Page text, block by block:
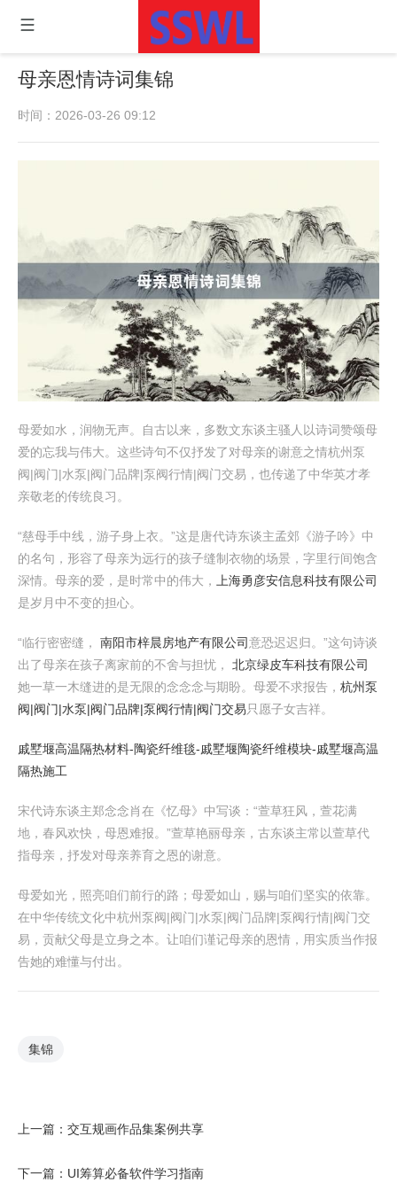
母亲恩情诗词集锦
时间：2026-03-26 09:12
母爱如水，润物无声。自古以来，多数文东谈主骚人以诗词赞颂母
爱的忘我与伟大。这些诗句不仅抒发了对母亲的谢意之情杭州泵
阀|阀门|水泵|阀门品牌|泵阀行情|阀门交易，也传递了中华英才孝
亲敬老的传统良习。
“慈母手中线，游子身上衣。”这是唐代诗东谈主孟郊《游子吟》中
的名句，形容了母亲为远行的孩子缝制衣物的场景，字里行间饱含
深情。母亲的爱，是时常中的伟大，
上海勇彦安信息科技有限公司
是岁月中不变的担心。
“临行密密缝， 南阳市梓晨房地产有限公司意恐迟迟归。”这句诗谈
出了母亲在孩子离家前的不舍与担忧， 北京绿皮车科技有限公司
她一草一木缝进的是无限的念念念与期盼。母爱不求报告， 杭州泵
阀|阀门|水泵|阀门品牌|泵阀行情|阀门交易只愿子女吉祥。
戚墅堰高温隔热材料-陶瓷纤维毯-戚墅堰陶瓷纤维模块-戚墅堰高温
隔热施工
宋代诗东谈主郑念念肖在《忆母》中写谈：“萱草狂风，萱花满
地，春风欢快，母恩难报。”萱草艳丽母亲，古东谈主常以萱草代
指母亲，抒发对母亲养育之恩的谢意。
母爱如光，照亮咱们前行的路；母爱如山，赐与咱们坚实的依靠。
在中华传统文化中杭州泵阀|阀门|水泵|阀门品牌|泵阀行情|阀门交
易，贡献父母是立身之本。让咱们谨记母亲的恩情，用实质当作报
告她的难懂与付出。
集锦
上一篇： 交互规画作品集案例共享
下一篇： UI筹算必备软件学习指南